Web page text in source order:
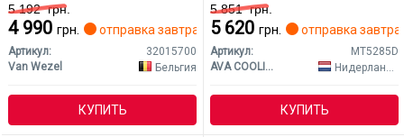
5 192грн.
4 990 грн. отправка завтра
Артикул:
32015700
Van Wezel
Бельгия
КУПИТЬ
5 851грн.
5 620 грн. отправка завтра
Артикул:
MT5285D
AVA COOLING
Нидерланды
КУПИТЬ